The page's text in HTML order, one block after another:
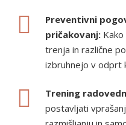
Preventivni
pričakovanj:
trenja in različne
izbruhnejo v odprt
Trening
postavljati